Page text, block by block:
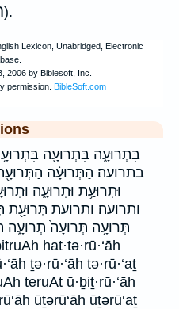
).
בִּתְרוּעָ֑ה בִּתְרוּעָ֖ה
בתרועה׃ הַתְּרוּעָ֔ה
וּתְרוּעַ֥ת וּתְרוּעָ֑ה
ותרועה׃ ותרועת
תְּרוּעָ֥ה תְּרוּעָה֙ תְרוּעָ֑ה
ṯə·rū·‘āh tə·rū·‘aṯ
teruAt ū·ḇiṯ·rū·‘āh
ūṯərū‘āh ūṯərū‘aṯ